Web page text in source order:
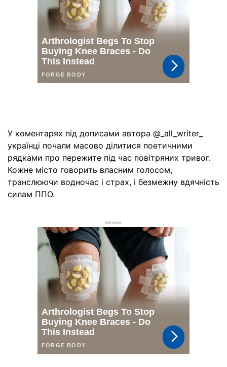
У коментарях під дописами автора @_all_writer_
українці почали масово ділитися поетичними
рядками про пережите під час повітряних тривог.
Кожне місто говорить власним голосом,
транслюючи водночас і страх, і безмежну вдячність
силам ППО.
РЕКЛАМА